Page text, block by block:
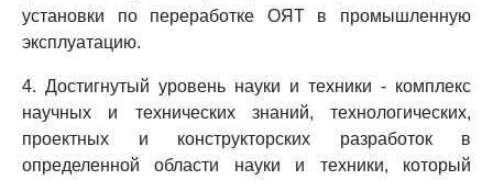
установки по переработке ОЯТ в промышленную
эксплуатацию.
4. Достигнутый уровень науки и техники - комплекс
научных и технических знаний, технологических,
проектных и конструкторских разработок в
определенной области науки и техники, который